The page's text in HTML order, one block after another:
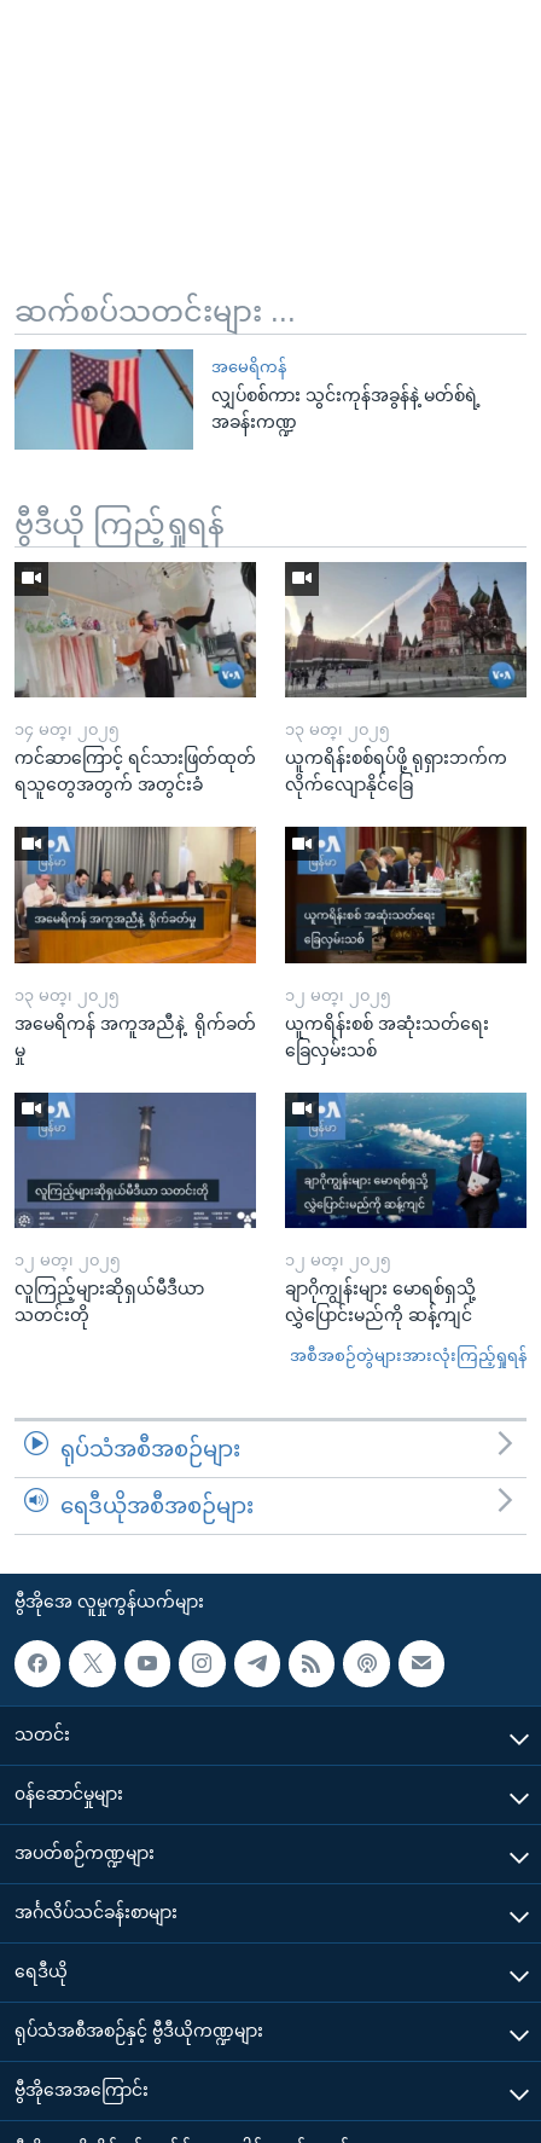
ဆက်စပ်သတင်းများ ...
အမေရိကန်
လျှပ်စစ်ကား သွင်းကုန်အခွန်နဲ့ မတ်စ်ရဲ့
အခန်းကဏ္ဍ
ဗွီဒီယို ကြည့်ရှုရန်
၁၄ မတ္၊ ၂၀၂၅
ကင်ဆာကြောင့် ရင်သားဖြတ်ထုတ်
ရသူတွေအတွက် အတွင်းခံ
၁၃ မတ္၊ ၂၀၂၅
ယူကရိန်းစစ်ရပ်ဖို့ ရုရှားဘက်က
လိုက်လျောနိုင်ခြေ
၁၃ မတ္၊ ၂၀၂၅
အမေရိကန် အကူအညီနဲ့ ရိုက်ခတ်
မှု
၁၂ မတ္၊ ၂၀၂၅
ယူကရိန်းစစ် အဆုံးသတ်ရေး
ခြေလှမ်းသစ်
၁၂ မတ္၊ ၂၀၂၅
လူကြည့်များဆိုရှယ်မီဒီယာ
သတင်းတို
၁၂ မတ္၊ ၂၀၂၅
ချာဂိုကျွန်းများ မောရစ်ရှသို့
လွှဲပြောင်းမည်ကို ဆန့်ကျင်
အစီအစဉ်တွဲများအားလုံးကြည့်ရှုရန်
ရုပ်သံအစီအစဉ်များ
ရေဒီယိုအစီအစဉ်များ
ဗွီအိုအေ လူမှုကွန်ယက်များ
သတင်း
၀န်ဆောင်မှုများ
အပတ်စဉ်ကဏ္ဍများ
အင်္ဂလိပ်သင်ခန်းစာများ
ရေဒီယို
ရုပ်သံအစီအစဉ်နှင့် ဗွီဒီယိုကဏ္ဍများ
ဗွီအိုအေအကြောင်း